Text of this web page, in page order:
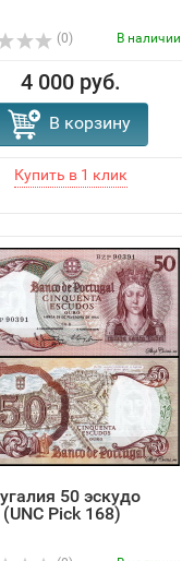
(0) В наличии
4 000 руб.
В корзину
50 эскудо
Pick 168)